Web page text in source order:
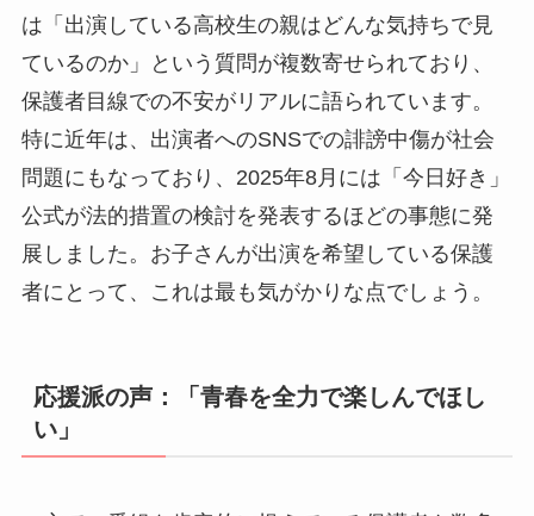
は「出演している高校生の親はどんな気持ちで見
ているのか」という質問が複数寄せられており、
保護者目線での不安がリアルに語られています。
特に近年は、出演者へのSNSでの誹謗中傷が社会
問題にもなっており、2025年8月には「今日好き」
公式が法的措置の検討を発表するほどの事態に発
展しました。お子さんが出演を希望している保護
者にとって、これは最も気がかりな点でしょう。
応援派の声：「青春を全力で楽しんでほし
い」